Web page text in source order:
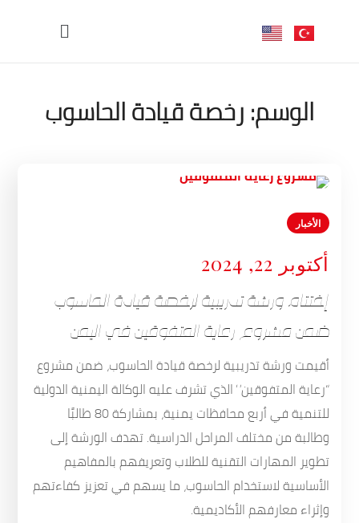
الوسم:رخصة قيادة الحاسوب
الأخبار
أكتوبر 22, 2024
إختتام ورشة تدريبية لرخصة قيادة الحاسوب
ضمن مشروع رعاية المتفوقين في اليمن
أقيمت ورشة تدريبية لرخصة قيادة الحاسوب، ضمن مشروع
“رعاية المتفوقين” الذي تشرف عليه الوكالة اليمنية الدولية
للتنمية في أربع محافظات يمنية، بمشاركة 80 طالبًا
وطالبة من مختلف المراحل الدراسية. تهدف الورشة إلى
تطوير المهارات التقنية للطلاب وتعريفهم بالمفاهيم
الأساسية لاستخدام الحاسوب، ما يسهم في تعزيز كفاءتهم
وإثراء معارفهم الأكاديمية.